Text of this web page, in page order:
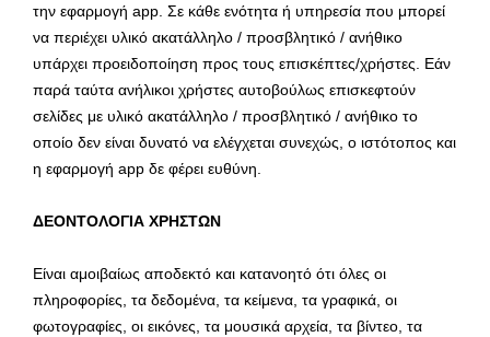
την εφαρμογή app. Σε κάθε ενότητα ή υπηρεσία που μπορεί
να περιέχει υλικό ακατάλληλο / προσβλητικό / ανήθικο
υπάρχει προειδοποίηση προς τους επισκέπτες/χρήστες. Εάν
παρά ταύτα ανήλικοι χρήστες αυτοβούλως επισκεφτούν
σελίδες με υλικό ακατάλληλο / προσβλητικό / ανήθικο το
οποίο δεν είναι δυνατό να ελέγχεται συνεχώς, ο ιστότοπος και
η εφαρμογή app δε φέρει ευθύνη.
ΔΕΟΝΤΟΛΟΓΙΑ ΧΡΗΣΤΩΝ
Είναι αμοιβαίως αποδεκτό και κατανοητό ότι όλες οι
πληροφορίες, τα δεδομένα, τα κείμενα, τα γραφικά, οι
φωτογραφίες, οι εικόνες, τα μουσικά αρχεία, τα βίντεο, τα